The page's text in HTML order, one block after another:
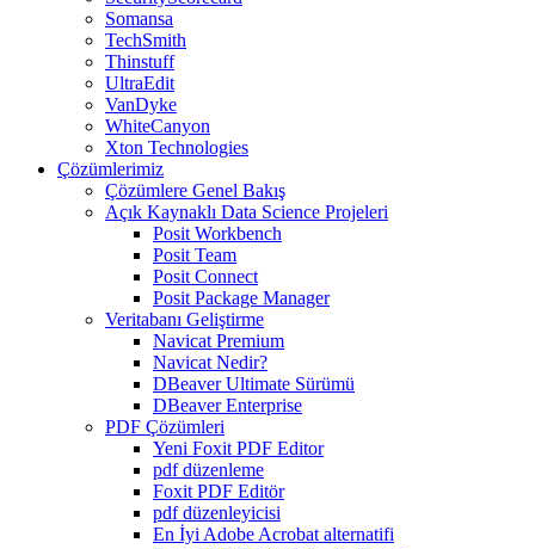
Somansa
TechSmith
Thinstuff
UltraEdit
VanDyke
WhiteCanyon
Xton Technologies
Çözümlerimiz
Çözümlere Genel Bakış
Açık Kaynaklı Data Science Projeleri
Posit Workbench
Posit Team
Posit Connect
Posit Package Manager
Veritabanı Geliştirme
Navicat Premium
Navicat Nedir?
DBeaver Ultimate Sürümü
DBeaver Enterprise
PDF Çözümleri
Yeni Foxit PDF Editor
pdf düzenleme
Foxit PDF Editör
pdf düzenleyicisi
En İyi Adobe Acrobat alternatifi